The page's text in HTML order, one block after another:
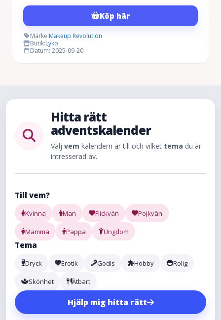
ursprungliga
priset
nuvarande
Köp här
Märke:Makeup Revolution
Butik:Lyko
Datum: 2025-09-20
Hitta rätt
adventskalender
Välj vem kalendern är till och vilket tema du är
intresserad av.
Till vem?
Kvinna Man Flickvän Pojkvän
Mamma Pappa Ungdom
Tema
Dryck Erotik Godis Hobby Rolig
Skönhet Ätbart
Hjälp mig hitta rätt